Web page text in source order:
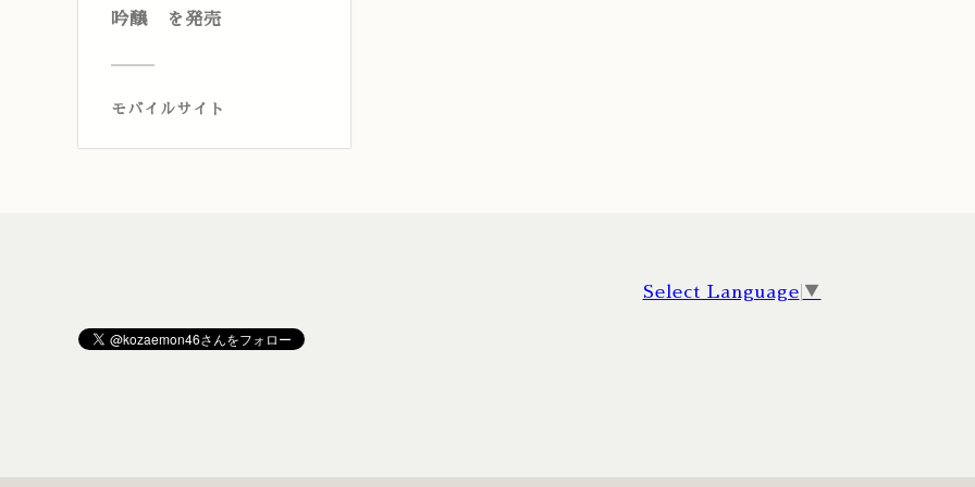
吟醸 を発売
モバイルサイト
Select Language ▼